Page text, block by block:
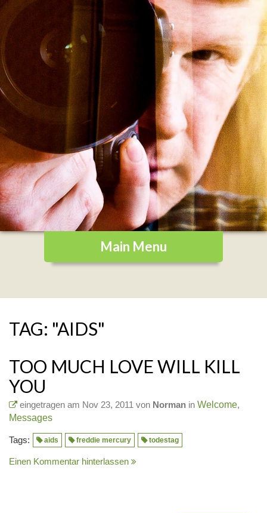
TAG: "AIDS"
TOO MUCH LOVE WILL KILL
YOU
eingetragen am Nov 23, 2011 von Norman in Welcome,
Messages
Tags: aids freddie mercury todestag
Einen Kommentar hinterlassen